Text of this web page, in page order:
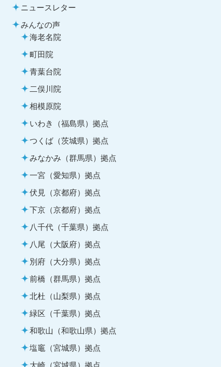
ニュースレター
みんなの声
海老名院
町田院
青葉台院
二俣川院
相模原院
いわき（福島県）拠点
つくば（茨城県）拠点
みなかみ（群馬県）拠点
一宮（愛知県）拠点
伏見（京都府）拠点
下京（京都府）拠点
八千代（千葉県）拠点
八尾（大阪府）拠点
別府（大分県）拠点
前橋（群馬県）拠点
北杜（山梨県）拠点
緑区（千葉県）拠点
和歌山（和歌山県）拠点
塩竈（宮城県）拠点
大崎（宮城県）拠点